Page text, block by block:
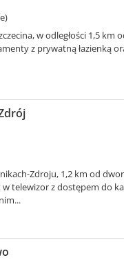
w odległości 1,5 km
z prywatną łazienką
Zdroju, 1,2 km od
telewizor z dostępem do